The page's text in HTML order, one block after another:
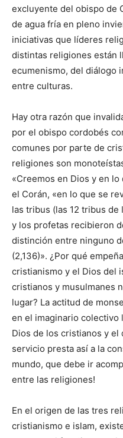
excluyente del obispo de
de agua fría en pleno
iniciativas que líderes
distintas religiones están
ecumenismo, del diálogo
entre culturas.
Hay otra razón que
por el obispo cordobés
comunes por parte de
religiones son
«Creemos en Dios y en
el Corán, «en lo que se
las tribus (las 12 tribus
y los profetas recibieron
distinción entre ninguno
(2,136)». ¿Por qué
cristianismo y el Dios del
cristianos y musulmanes
lugar? La actitud de
en el imaginario colectivo
Dios de los cristianos y el
servicio presta así a la
mundo, que debe ir
entre las religiones!
En el origen de las tres
cristianismo e islam,